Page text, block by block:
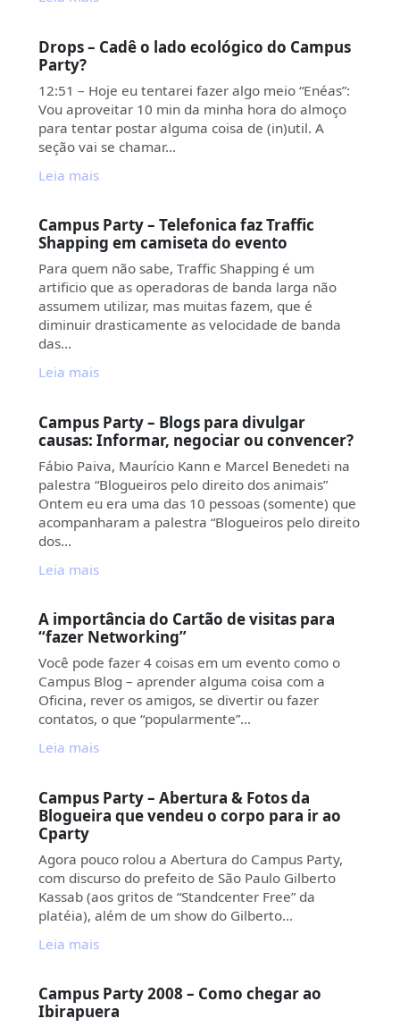
Drops – Cadê o lado ecológico do Campus
Party?
12:51 – Hoje eu tentarei fazer algo meio “Enéas”:
Vou aproveitar 10 min da minha hora do almoço
para tentar postar alguma coisa de (in)util. A
seção vai se chamar…
Leia mais
Campus Party – Telefonica faz Traffic
Shapping em camiseta do evento
Para quem não sabe, Traffic Shapping é um
artificio que as operadoras de banda larga não
assumem utilizar, mas muitas fazem, que é
diminuir drasticamente as velocidade de banda
das…
Leia mais
Campus Party – Blogs para divulgar
causas: Informar, negociar ou convencer?
Fábio Paiva, Maurício Kann e Marcel Benedeti na
palestra “Blogueiros pelo direito dos animais”
Ontem eu era uma das 10 pessoas (somente) que
acompanharam a palestra “Blogueiros pelo direito
dos…
Leia mais
A importância do Cartão de visitas para
“fazer Networking”
Você pode fazer 4 coisas em um evento como o
Campus Blog – aprender alguma coisa com a
Oficina, rever os amigos, se divertir ou fazer
contatos, o que “popularmente”…
Leia mais
Campus Party – Abertura & Fotos da
Blogueira que vendeu o corpo para ir ao
Cparty
Agora pouco rolou a Abertura do Campus Party,
com discurso do prefeito de São Paulo Gilberto
Kassab (aos gritos de “Standcenter Free” da
platéia), além de um show do Gilberto…
Leia mais
Campus Party 2008 – Como chegar ao
Ibirapuera